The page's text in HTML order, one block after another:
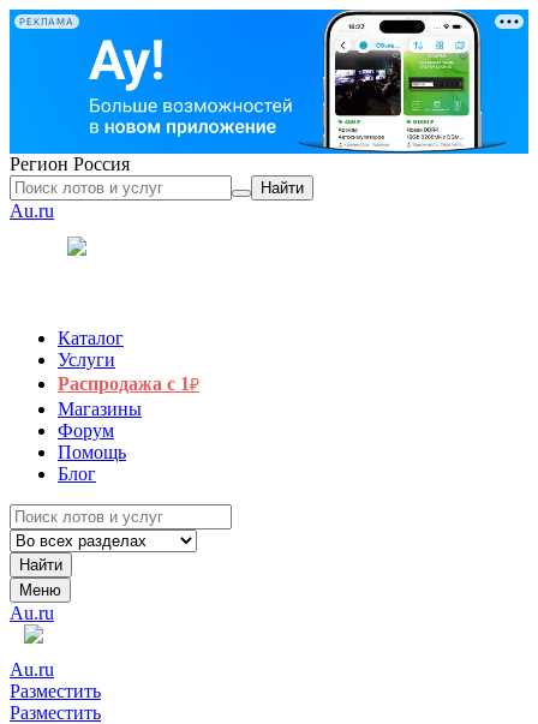
РЕКЛАМА
Регион Россия
Найти
Au.ru
Каталог
Услуги
Распродажа с 1₽
Магазины
Форум
Помощь
Блог
Найти
Меню
Au.ru
Au.ru
Разместить
Разместить